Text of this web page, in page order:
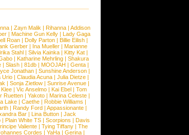
| Zayn Malik | Rihanna | Addison
| Machine Gun Kelly| Lady Gaga
Roan | Dolly Parton | Billie Eilish |
Gerber| Ina Mueller| Marianne
Stahl | Silvia Kainka | Kitty Kat |
| Katharine Mehrling | Shakura
| Slash| 81db| MOOJAH | Genta|
Jonathan | Sunshine Anderson |
Urio | Claudia Acuna | Julia Dietze |
| Sonja Zietlow | Sunrise Avenue |
Klee| Vic Anselmo| Kai Ebel| Tom
Ruetten| Yakoto| Marina Celeste|
Lake| Caethe| Robbie Williams |
| Randy Ford| Appassionante|
Bar| Lina Button| Jack
| Plain White TS| Scorpions | Davis
Valiente | Tying Tiffany | The
Cordes | YaHa | Gerina |